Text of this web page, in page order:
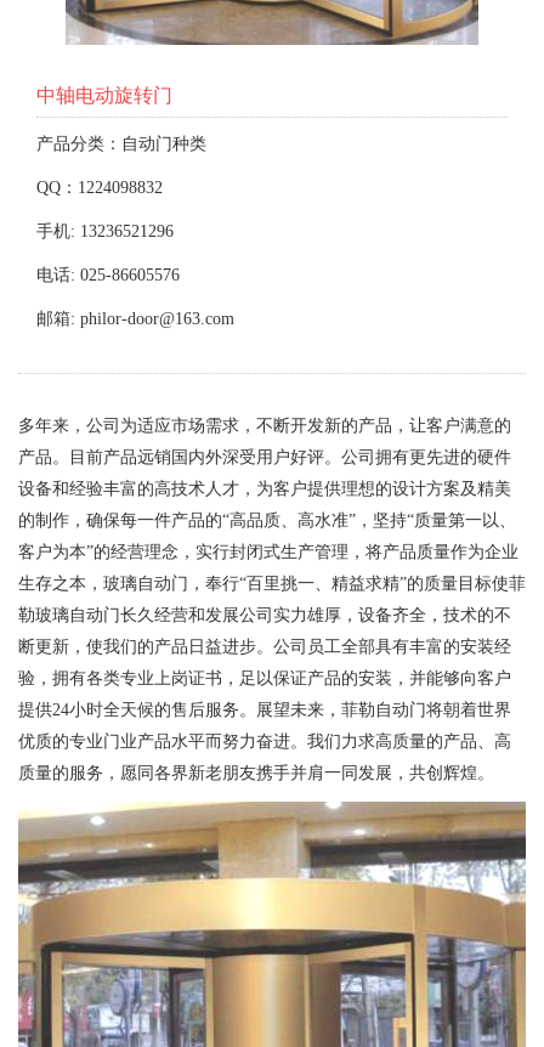
中轴电动旋转门
产品分类：自动门种类
QQ：1224098832
手机: 13236521296
电话: 025-86605576
邮箱: philor-door@163.com
多年来，公司为适应市场需求，不断开发新的产品，让客户满意的
产品。目前产品远销国内外深受用户好评。公司拥有更先进的硬件
设备和经验丰富的高技术人才，为客户提供理想的设计方案及精美
的制作，确保每一件产品的“高品质、高水准”，坚持“质量第一以、
客户为本”的经营理念，实行封闭式生产管理，将产品质量作为企业
生存之本，玻璃自动门，奉行“百里挑一、精益求精”的质量目标使菲
勒玻璃自动门长久经营和发展公司实力雄厚，设备齐全，技术的不
断更新，使我们的产品日益进步。公司员工全部具有丰富的安装经
验，拥有各类专业上岗证书，足以保证产品的安装，并能够向客户
提供24小时全天候的售后服务。展望未来，菲勒自动门将朝着世界
优质的专业门业产品水平而努力奋进。我们力求高质量的产品、高
质量的服务，愿同各界新老朋友携手并肩一同发展，共创辉煌。